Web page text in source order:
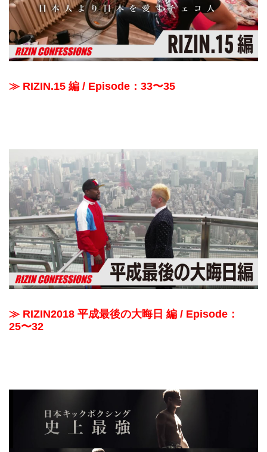
≫ RIZIN.15 編 / Episode：33〜35
≫ RIZIN2018 平成最後の大晦日 編 / Episode：
25〜32